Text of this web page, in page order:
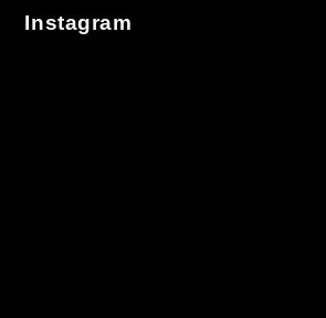
Instagram